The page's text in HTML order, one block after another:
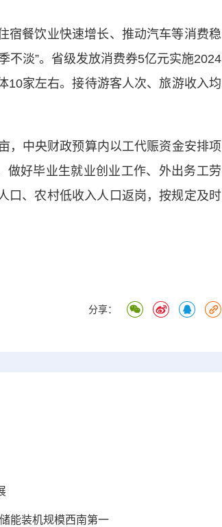
餐饮业快速增长、推动汽车等消费稳
不淡”。省级发放消费券5亿元实施2024
10家左右。接待游客人次、旅游收入均
中央财政预算内以工代赈资金安排项
做好毕业生就业创业工作、外出务工劳
口、农村低收入人口返岗，按规定及时
分享：
能装机规模西南第一